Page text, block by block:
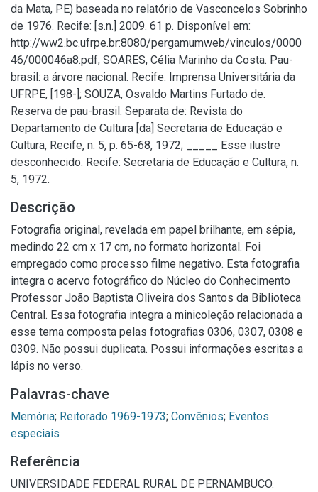
da Mata, PE) baseada no relatório de Vasconcelos Sobrinho
de 1976. Recife: [s.n.] 2009. 61 p. Disponível em:
http://ww2.bc.ufrpe.br:8080/pergamumweb/vinculos/0000
46/000046a8.pdf; SOARES, Célia Marinho da Costa. Pau-
brasil: a árvore nacional. Recife: Imprensa Universitária da
UFRPE, [198-]; SOUZA, Osvaldo Martins Furtado de.
Reserva de pau-brasil. Separata de: Revista do
Departamento de Cultura [da] Secretaria de Educação e
Cultura, Recife, n. 5, p. 65-68, 1972; _____ Esse ilustre
desconhecido. Recife: Secretaria de Educação e Cultura, n.
5, 1972.
Descrição
Fotografia original, revelada em papel brilhante, em sépia,
medindo 22 cm x 17 cm, no formato horizontal. Foi
empregado como processo filme negativo. Esta fotografia
integra o acervo fotográfico do Núcleo do Conhecimento
Professor João Baptista Oliveira dos Santos da Biblioteca
Central. Essa fotografia integra a minicoleção relacionada a
esse tema composta pelas fotografias 0306, 0307, 0308 e
0309. Não possui duplicata. Possui informações escritas a
lápis no verso.
Palavras-chave
Memória; Reitorado 1969-1973; Convênios; Eventos
especiais
Referência
UNIVERSIDADE FEDERAL RURAL DE PERNAMBUCO.